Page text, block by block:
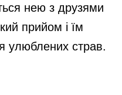
нею з друзями
прийом і їм
улюблених страв.